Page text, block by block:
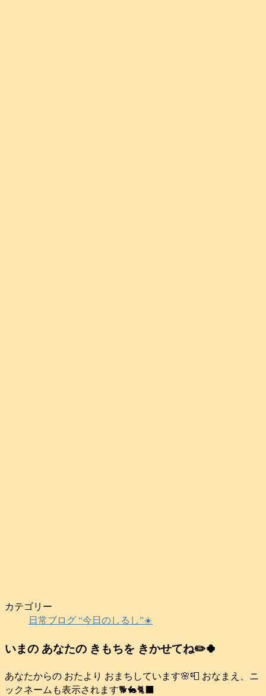
カテゴリー
日常ブログ “今日のしるし”☀️
いまの あなたの きもちを きかせてね✏️🍀
あなたからの おたより おまちしています🌸📮 おなまえ、ニ
ックネームも表示されます🐕️🐇🐈‍⬛